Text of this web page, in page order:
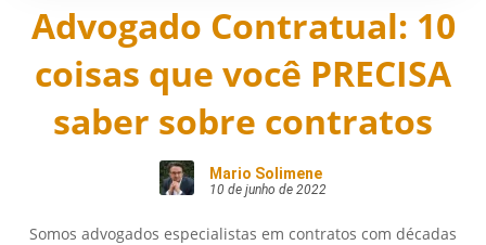
Advogado Contratual: 10
coisas que você PRECISA
saber sobre contratos
Mario Solimene
10 de junho de 2022
Somos advogados especialistas em contratos com décadas